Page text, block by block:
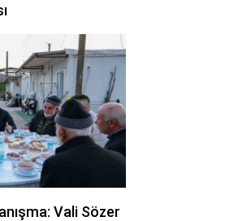
Vali Sözer